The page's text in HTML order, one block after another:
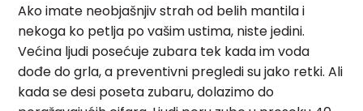
Ako imate neobjašnjiv strah od belih mantila i
nekoga ko petlja po vašim ustima, niste jedini.
Većina ljudi posećuje zubara tek kada im voda
dođe do grla, a preventivni pregledi su jako retki. Ali
kada se desi poseta zubaru, dolazimo do